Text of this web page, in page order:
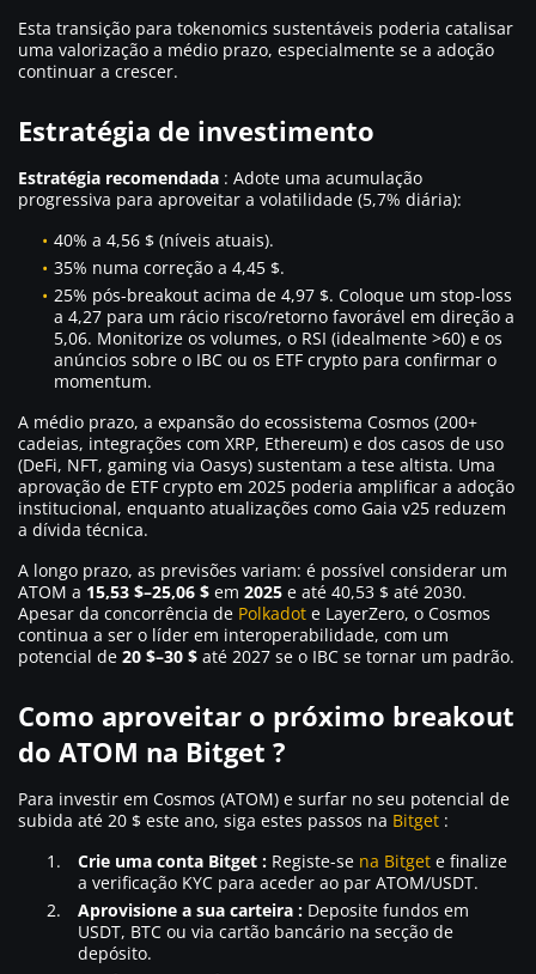
Esta transição para tokenomics sustentáveis poderia catalisar
uma valorização a médio prazo, especialmente se a adoção
continuar a crescer.
Estratégia de investimento
Estratégia recomendada : Adote uma acumulação
progressiva para aproveitar a volatilidade (5,7% diária):
40% a 4,56 $ (níveis atuais).
35% numa correção a 4,45 $.
25% pós-breakout acima de 4,97 $. Coloque um stop-loss
a 4,27 para um rácio risco/retorno favorável em direção a
5,06. Monitorize os volumes, o RSI (idealmente >60) e os
anúncios sobre o IBC ou os ETF crypto para confirmar o
momentum.
A médio prazo, a expansão do ecossistema Cosmos (200+
cadeias, integrações com XRP, Ethereum) e dos casos de uso
(DeFi, NFT, gaming via Oasys) sustentam a tese altista. Uma
aprovação de ETF crypto em 2025 poderia amplificar a adoção
institucional, enquanto atualizações como Gaia v25 reduzem
a dívida técnica.
A longo prazo, as previsões variam: é possível considerar um
ATOM a 15,53 $–25,06 $ em 2025 e até 40,53 $ até 2030.
Apesar da concorrência de Polkadot e LayerZero, o Cosmos
continua a ser o líder em interoperabilidade, com um
potencial de 20 $–30 $ até 2027 se o IBC se tornar um padrão.
Como aproveitar o próximo breakout
do ATOM na Bitget ?
Para investir em Cosmos (ATOM) e surfar no seu potencial de
subida até 20 $ este ano, siga estes passos na Bitget :
Crie uma conta Bitget : Registe-se na Bitget e finalize
a verificação KYC para aceder ao par ATOM/USDT.
Aprovisione a sua carteira : Deposite fundos em
USDT, BTC ou via cartão bancário na secção de
depósito.